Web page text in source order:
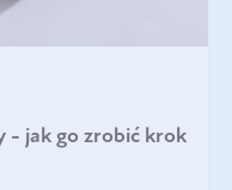
- jak go zrobić krok